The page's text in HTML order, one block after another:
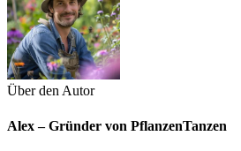
Über den Autor
Alex – Gründer von PflanzenTanzen